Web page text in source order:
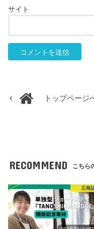
サイト
トップページ
RECOMMEND こちら
広報